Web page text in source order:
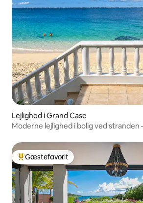
Lejlighed i Grand Case
Moderne lejlighed i bolig ved stranden
Bedste gæstefavorit
Gæstefavorit